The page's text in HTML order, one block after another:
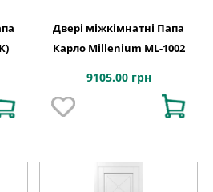
Двері міжкімнатні Папа
Карло Millenium ML-1002
9105.00 грн